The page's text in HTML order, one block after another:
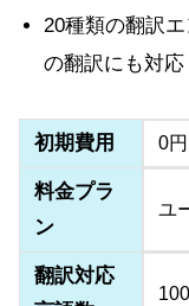
20種類の翻訳
の翻訳にも対応
初期費用 0円
料金プラ
ン
ユ
翻訳対応